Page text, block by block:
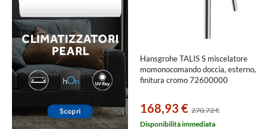
Hansgrohe TALIS S miscelatore
momonocomando doccia, esterno,
finitura cromo 72600000
168,93 € 270,72 €
Disponibilità immediata